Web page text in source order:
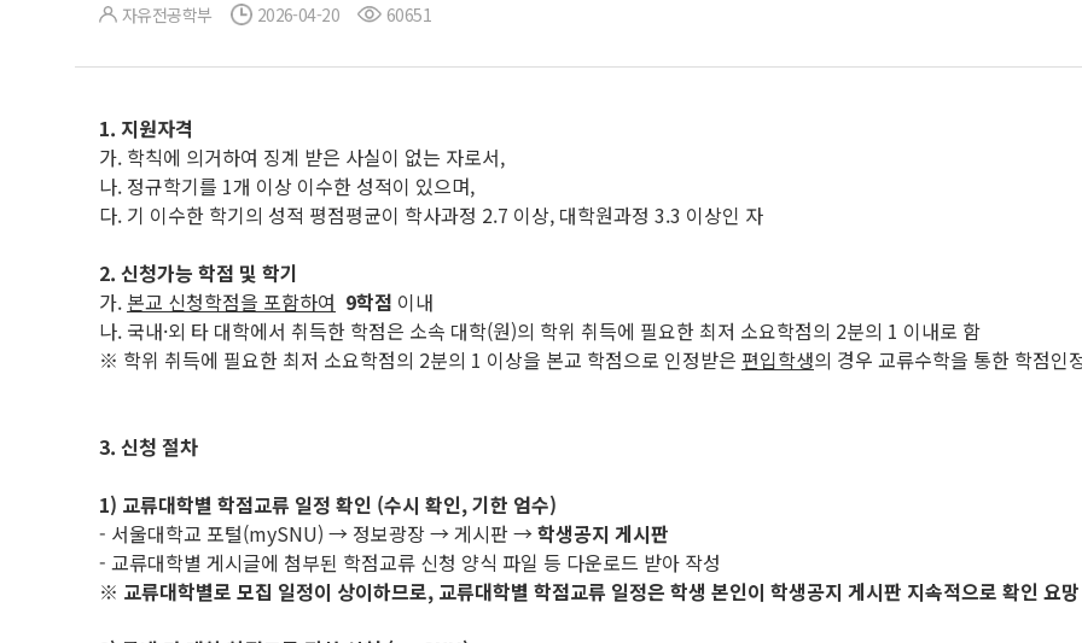
자유전공학부 2026-04-20 60651
1. 지원자격
가. 학칙에 의거하여 징계 받은 사실이 없는 자로서,
나. 정규학기를 1개 이상 이수한 성적이 있으며,
다. 기 이수한 학기의 성적 평점평균이 학사과정 2.7 이상, 대학원과정 3.3 이상인 자
2. 신청가능 학점 및 학기
가. 본교 신청학점을 포함하여 9학점 이내
나. 국내·외 타 대학에서 취득한 학점은 소속 대학(원)의 학위 취득에 필요한 최저 소요학점의 2분의 1 이내로 함
※ 학위 취득에 필요한 최저 소요학점의 2분의 1 이상을 본교 학점으로 인정받은 편입학생의 경우 교류수학을 통한 학점인
3. 신청 절차
1) 교류대학별 학점교류 일정 확인 (수시 확인, 기한 엄수)
- 서울대학교 포털(mySNU) → 정보광장 → 게시판 →학생공지 게시판
- 교류대학별 게시글에 첨부된 학점교류 신청 양식 파일 등 다운로드 받아 작성
※ 교류대학별로 모집 일정이 상이하므로, 교류대학별 학점교류 일정은 학생 본인이 학생공지 게시판 지속적으로 확인 요망